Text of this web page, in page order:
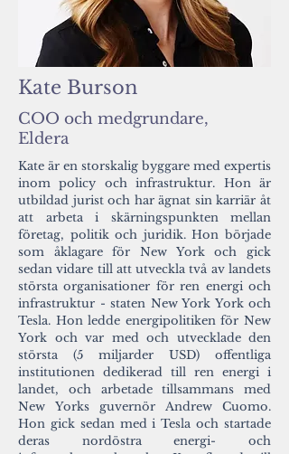
Kate Burson
COO och medgrundare,
Eldera
Kate är en storskalig byggare med expertis
inom policy och infrastruktur. Hon är
utbildad jurist och har ägnat sin karriär åt
att arbeta i skärningspunkten mellan
företag, politik och juridik. Hon började
som åklagare för New York och gick
sedan vidare till att utveckla två av landets
största organisationer för ren energi och
infrastruktur - staten New York York och
Tesla. Hon ledde energipolitiken för New
York och var med och utvecklade den
största (5 miljarder USD) offentliga
institutionen dedikerad till ren energi i
landet, och arbetade tillsammans med
New Yorks guvernör Andrew Cuomo.
Hon gick sedan med i Tesla och startade
deras nordöstra energi- och